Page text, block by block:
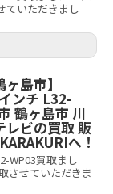
ていただきまし
島市】
ンチ L32-
鶴ヶ島市 川
レビの買取 販
へ！
WP03買取まし
させていただきま